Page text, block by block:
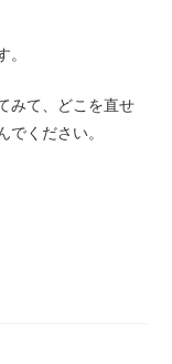
。
みて、どこを直せ
でください。